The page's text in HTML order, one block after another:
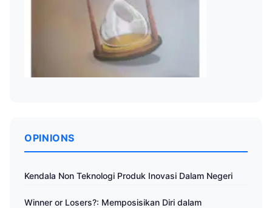
OPINIONS
Kendala Non Teknologi Produk Inovasi Dalam Negeri
Winner or Losers?: Memposisikan Diri dalam